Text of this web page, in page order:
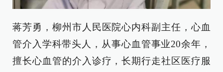
蒋芳勇，柳州市人民医院心内科副主任，心血
管介入学科带头人，从事心血管事业20余年，
擅长心血管的介入诊疗，长期行走社区医疗服